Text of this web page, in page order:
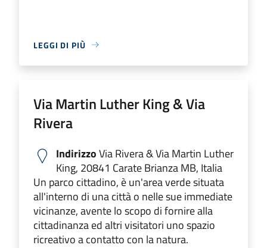
LEGGI DI PIÙ
Via Martin Luther King & Via
Rivera
IndirizzoVia Rivera & Via Martin Luther
King, 20841 Carate Brianza MB, Italia
Un parco cittadino, è un'area verde situata
all'interno di una città o nelle sue immediate
vicinanze, avente lo scopo di fornire alla
cittadinanza ed altri visitatori uno spazio
ricreativo a contatto con la natura.